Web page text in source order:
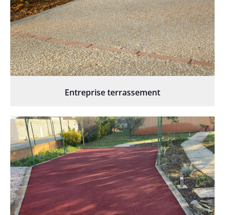
Entreprise terrassement